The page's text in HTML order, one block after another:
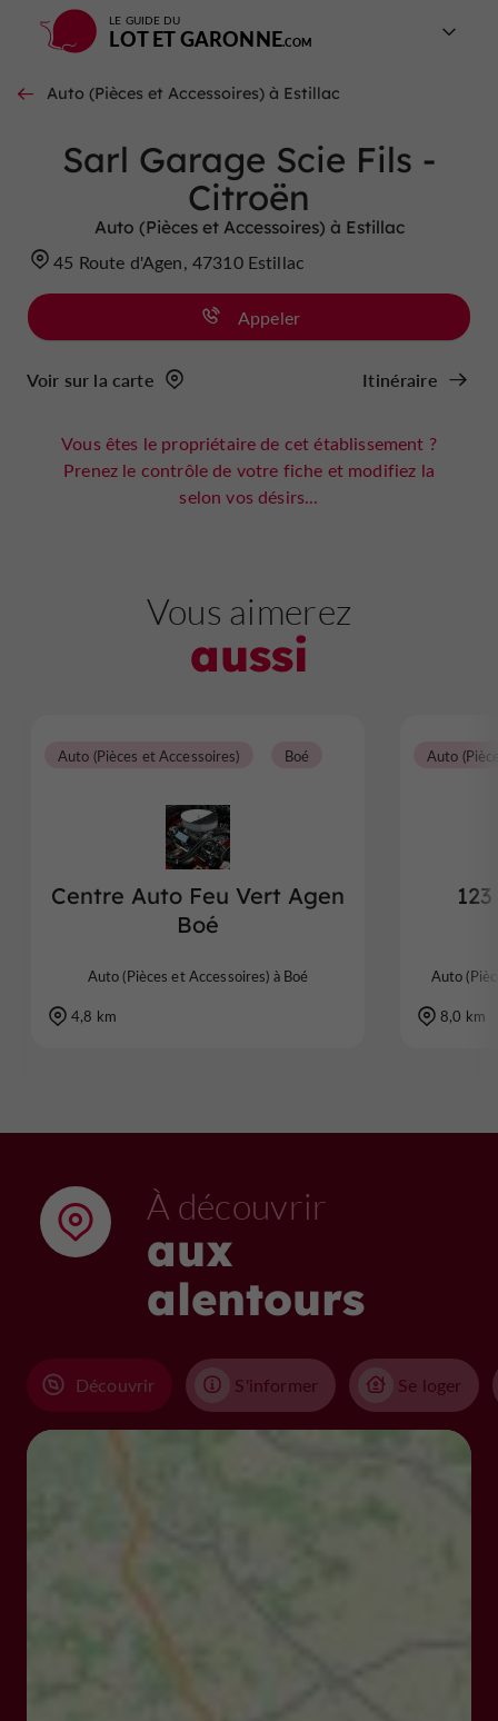
LE GUIDE DU
LOT ET GARONNE
Auto (Pièces et Accessoires) à Estillac
Sarl Garage Scie Fils -
Citroën
Auto (Pièces et Accessoires) à Estillac
45 Route d'Agen, 47310 Estillac
Appeler
Voir sur la carte Itinéraire
Vous êtes le propriétaire de cet établissement ?
Prenez le contrôle de votre fiche et modifiez la
selon vos désirs...
Vous aimerez
aussi
Centre Auto Feu Vert Agen
Boé
Auto (Pièces et Accessoires) Boé
Auto (Pièces et Accessoires) à Boé
4,8 km
Auto
8,0 km
À découvrir
aux
alentours
Découvrir S'informer Se loger